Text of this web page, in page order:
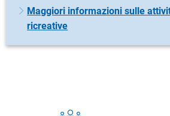
Maggiori informazioni sulle
ricreative